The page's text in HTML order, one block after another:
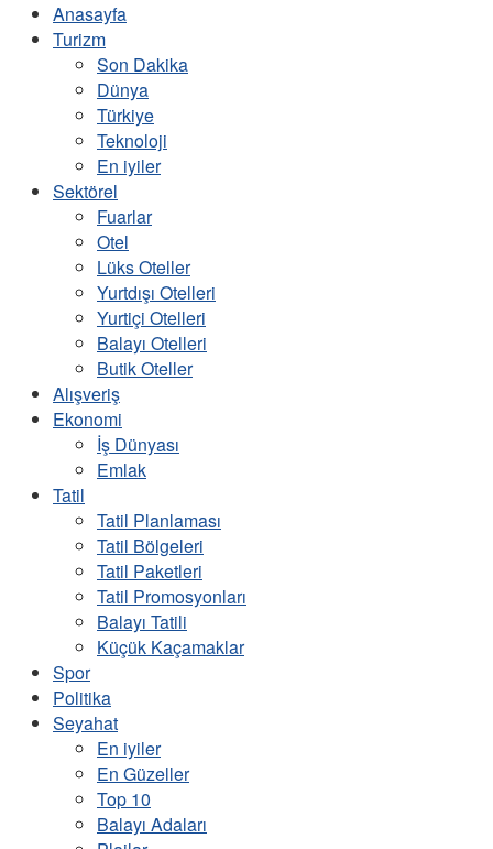
Anasayfa
Turizm
Son Dakika
Dünya
Türkiye
Teknoloji
En iyiler
Sektörel
Fuarlar
Otel
Lüks Oteller
Yurtdışı Otelleri
Yurtiçi Otelleri
Balayı Otelleri
Butik Oteller
Alışveriş
Ekonomi
İş Dünyası
Emlak
Tatil
Tatil Planlaması
Tatil Bölgeleri
Tatil Paketleri
Tatil Promosyonları
Balayı Tatili
Küçük Kaçamaklar
Spor
Politika
Seyahat
En iyiler
En Güzeller
Top 10
Balayı Adaları